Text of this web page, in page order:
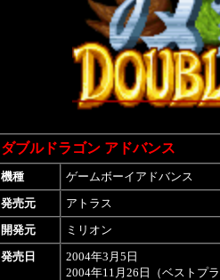
ダブルドラゴン アドバンス
機種
ゲームボーイアドバンス
発売元
アトラス
開発元
ミリオン
発売日
2004年3月5日
2004年11月26日（ベストプ